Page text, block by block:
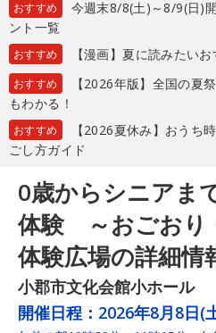
おすすめ
今週末8/8(土)～8/9(日)
ント一覧
おすすめ 【漫画】夏に読みたい
おすすめ
【2026年版】全国の夏
もわかる！
おすすめ
【2026夏休み】おうち
ごし方ガイド
0歳からシニアま
体験 ～おごおり
体験広場の詳細情
小郡市文化会館小ホール
開催日程： 2026年8月8日(